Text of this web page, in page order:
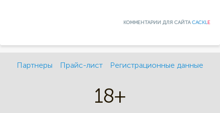
КОММЕНТАРИИ ДЛЯ САЙТАCACKLE
Партнеры Прайс-лист Регистрационные данные
18+